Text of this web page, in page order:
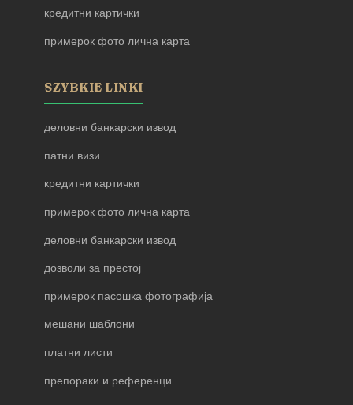
кредитни картички
примерок фото лична карта
SZYBKIE LINKI
деловни банкарски извод
патни визи
кредитни картички
примерок фото лична карта
деловни банкарски извод
дозволи за престој
примерок пасошка фотографија
мешани шаблони
платни листи
препораки и референци